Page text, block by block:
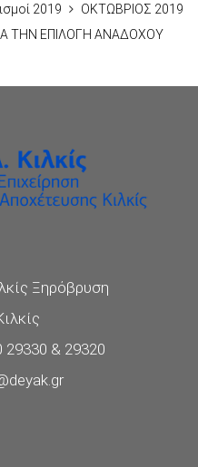
2019
ΟΚΤΩΒΡΙΟΣ 2019
ΤΗΝ ΕΠΙΛΟΓΗ ΑΝΑΔΟΧΟΥ
Ξηρόβρυση
& 29320